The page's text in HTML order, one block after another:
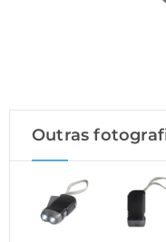
Outras